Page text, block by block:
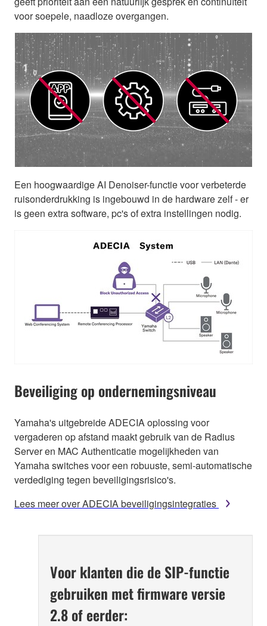
voor soepele, naadloze overgangen.
Een hoogwaardige AI Denoiser-functie voor verbeterde
ruisonderdrukking is ingebouwd in de hardware zelf - er
is geen extra software, pc's of extra instellingen nodig.
Beveiliging op ondernemingsniveau
Yamaha's uitgebreide ADECIA oplossing voor
vergaderen op afstand maakt gebruik van de Radius
Server en MAC Authenticatie mogelijkheden van
Yamaha switches voor een robuuste, semi-automatische
verdediging tegen beveiligingsrisico's.
Lees meer over ADECIA beveiligingsintegraties
Voor klanten die de SIP-functie
gebruiken met firmware versie
2.8 of eerder: